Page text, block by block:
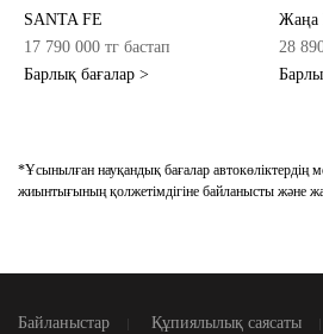
SANTA FE
17 790 000 тг бастап
Барлық бағалар >
Жаңа
28
*Ұсынылған науқандық бағалар автокөліктердің
жиынтығының қолжетімдігіне байланысты және
Байланыстар Құпиялылық саясаты